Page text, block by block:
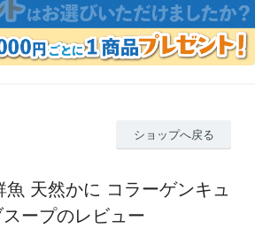
ショップへ戻る
魚 天然かに コラーゲンキュ
スープのレビュー